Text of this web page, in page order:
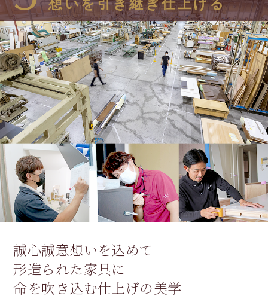
想いを引き継ぎ仕上げる
誠心誠意想いを込めて
形造られた家具に
命を吹き込む仕上げの美学